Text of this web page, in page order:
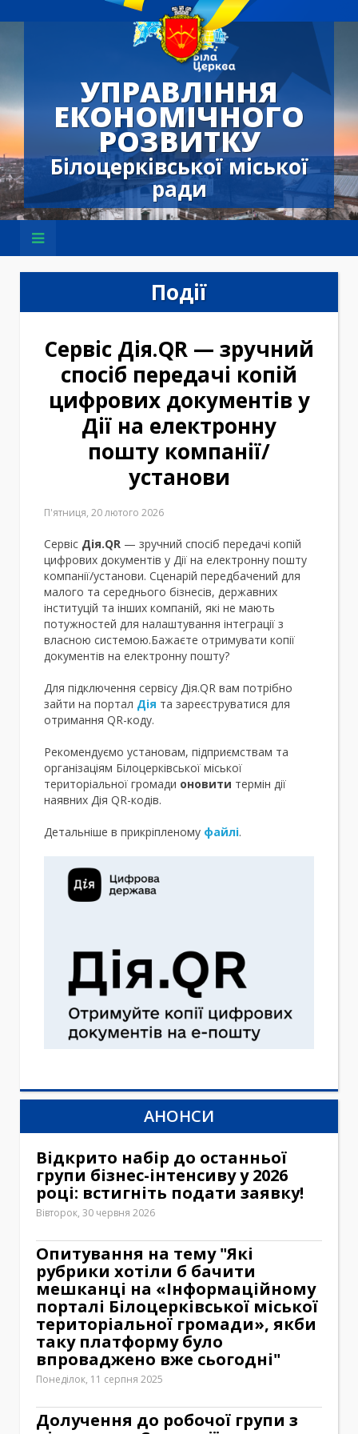
УПРАВЛІННЯ
ЕКОНОМІЧНОГО
РОЗВИТКУ
Білоцерківської міської
ради
Події
Сервіс Дія.QR — зручний
спосіб передачі копій
цифрових документів у
Дії на електронну
пошту компанії/
установи
П'ятниця, 20 лютого 2026
Сервіс Дія.QR — зручний спосіб передачі копій
цифрових документів у Дії на електронну пошту
компанії/установи. Сценарій передбачений для
малого та середнього бізнесів, державних
інституцій та інших компаній, які не мають
потужностей для налаштування інтеграції з
власною системою.Бажаєте отримувати копії
документів на електронну пошту?
Для підключення сервісу Дія.QR вам потрібно
зайти на портал Дія та зареєструватися для
отримання QR-коду.
Рекомендуємо установам, підприємствам та
організаціям Білоцерківської міської
територіальної громади оновити термін дії
наявних Дія QR-кодів.
Детальніше в прикріпленому файлі.
АНОНСИ
Відкрито набір до останньої
групи бізнес-інтенсиву у 2026
році: встигніть подати заявку!
Вівторок, 30 червня 2026
Опитування на тему "Які
рубрики хотіли б бачити
мешканці на «Інформаційному
порталі Білоцерківської міської
територіальної громади», якби
таку платформу було
впроваджено вже сьогодні"
Понеділок, 11 серпня 2025
Долучення до робочої групи з